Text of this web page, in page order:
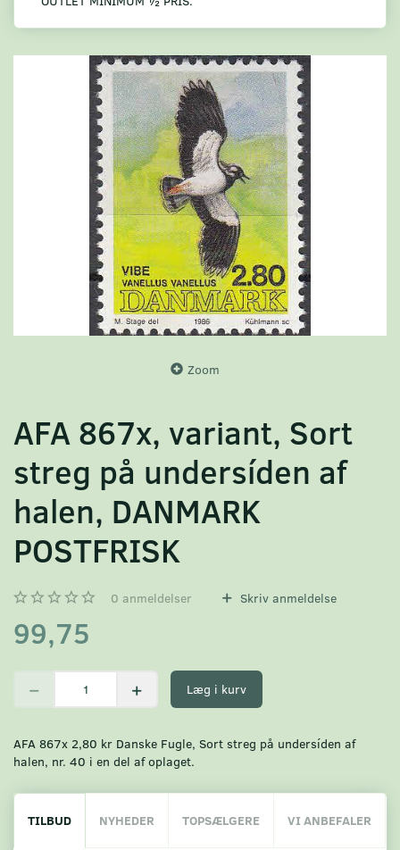
Zoom
AFA 867x, variant, Sort
streg på undersíden af
halen, DANMARK
POSTFRISK
0 anmeldelser Skriv anmeldelse
99,75
Læg i kurv
AFA 867x 2,80 kr Danske Fugle, Sort streg på undersíden af
halen, nr. 40 i en del af oplaget.
TILBUD NYHEDER TOPSÆLGERE VI ANBEFALER